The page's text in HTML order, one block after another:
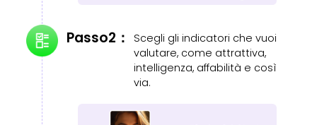
Passo2：
Scegli gli indicatori che vuoi
valutare, come attrattiva,
intelligenza, affabilità e così
via.